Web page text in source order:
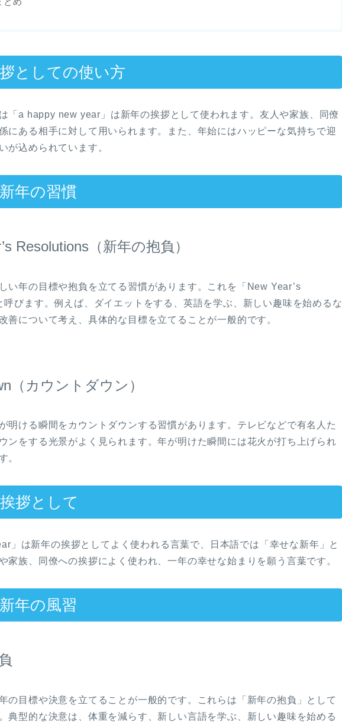
としての使い方
「a happy new year」は新年の挨拶として使われます。友人や家族、同僚
にある相手に対して用いられます。また、年始にはハッピーな気持ちで迎
が込められています。
年の習慣
Resolutions（新年の抱負）
い年の目標や抱負を立てる習慣があります。これを「New Year’s
びます。例えば、ダイエットをする、英語を学ぶ、新しい趣味を始めるな
善について考え、具体的な目標を立てることが一般的です。
（カウントダウン）
明ける瞬間をカウントダウンする習慣があります。テレビなどで有名人た
ンをする光景がよく見られます。年が明けた瞬間には花火が打ち上げられ
。
拶として
」は新年の挨拶としてよく使われる言葉で、日本語では「幸せな新年」と
家族、同僚への挨拶によく使われ、一年の幸せな始まりを願う言葉です。
年の風習
の目標や決意を立てることが一般的です。これらは「新年の抱負」として
典型的な決意は、体重を減らす、新しい言語を学ぶ、新しい趣味を始める